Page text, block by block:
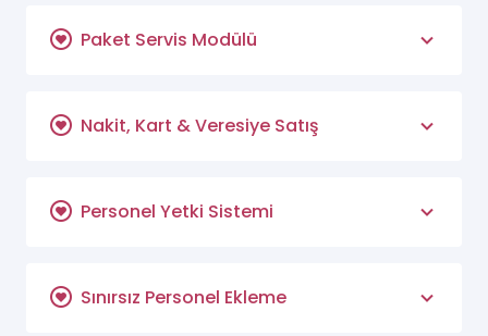
Paket Servis Modülü
Nakit, Kart & Veresiye Satış
Personel Yetki Sistemi
Sınırsız Personel Ekleme